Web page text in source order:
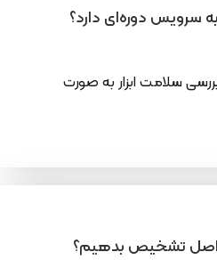
سلامت ابزار به صورت